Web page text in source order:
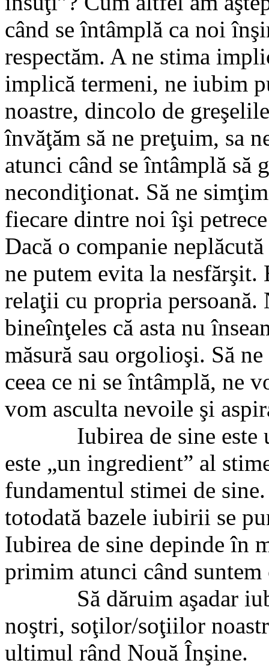
când se întâmplă ca noi
respectăm. A ne stima
implică termeni, ne iubim
noastre, dincolo de
învăţăm să ne preţuim, sa
atunci când se întâmplă să
necondiţionat. Să ne
fiecare dintre noi îşi
Dacă o companie
ne putem evita la
relaţii cu propria persoană.
bineînţeles că asta nu
măsură sau orgolioşi. Să
ceea ce ni se întâmplă, ne
vom asculta nevoile şi
Iubirea de sine este un
este „un ingredient” al
fundamentul stimei de
totodată bazele iubirii se
Iubirea de sine depinde în
primim atunci când
Să dăruim aşadar
noştri, soţilor/soţiilor
ultimul rând Nouă Înşine.